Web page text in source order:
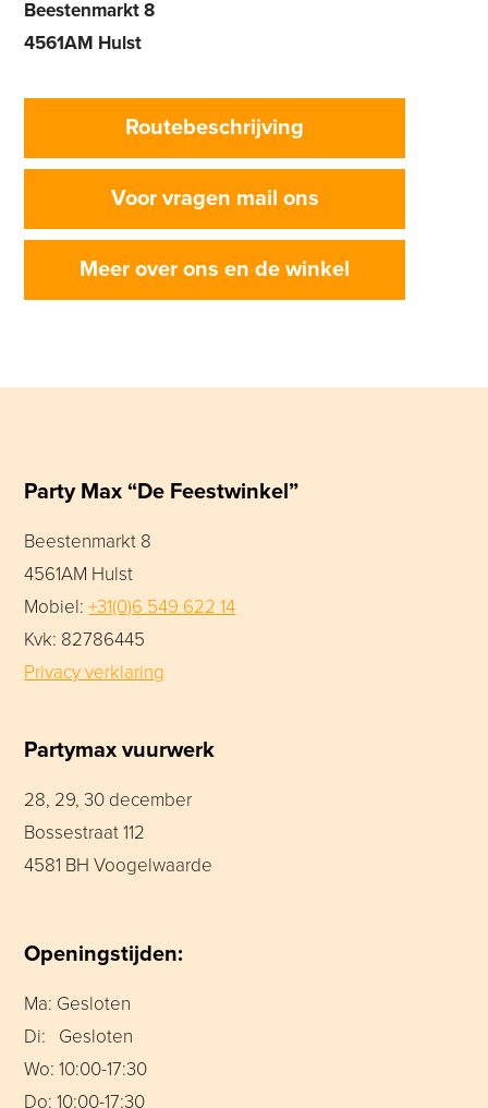
Beestenmarkt 8
4561AM Hulst
Routebeschrijving
Voor vragen mail ons
Meer over ons en de winkel
Party Max “De Feestwinkel”
Beestenmarkt 8
4561AM Hulst
Mobiel:+31(0)6 549 622 14
Kvk: 82786445
Privacy verklaring
Partymax vuurwerk
28, 29, 30 december
Bossestraat 112
4581 BH Voogelwaarde
Openingstijden:
Ma: Gesloten
Di: Gesloten
Wo: 10:00-17:30
Do: 10:00-17:30